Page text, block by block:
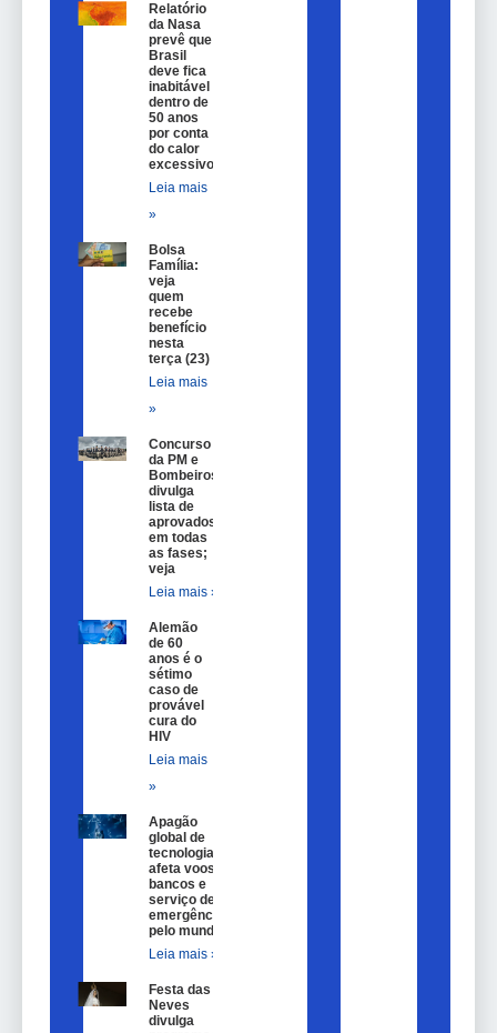
Relatório
da Nasa
prevê que
Brasil
deve fica
inabitável
dentro de
50 anos
por conta
do calor
excessivo
Leia mais
»
Bolsa
Família:
veja
quem
recebe
benefício
nesta
terça (23)
Leia mais
»
Concurso
da PM e
Bombeiros
divulga
lista de
aprovados
em todas
as fases;
veja
Leia mais »
Alemão
de 60
anos é o
sétimo
caso de
provável
cura do
HIV
Leia mais
»
Apagão
global de
tecnologia
afeta voos,
bancos e
serviço de
emergência
pelo mundo
Leia mais »
Festa das
Neves
divulga